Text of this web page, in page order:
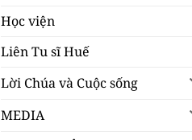
Học viện
Liên Tu sĩ Huế
Lời Chúa và Cuộc sống
MEDIA